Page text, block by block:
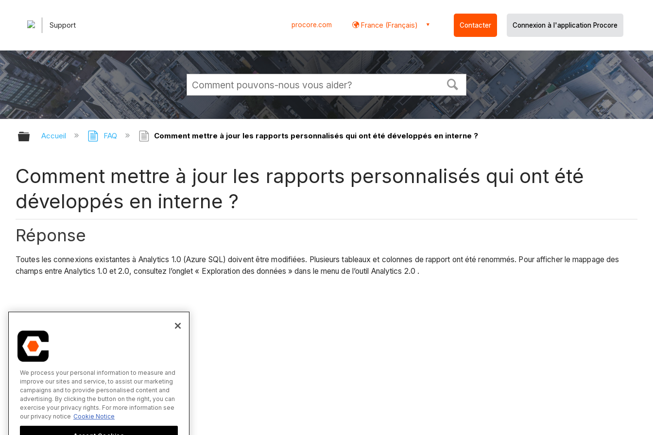
Support procore.com France (Français) Contacter Connexion à l'application Procore
Développer/réduire la hiérarchie globale
Accueil FAQ Comment mettre à jour les rapports personnalisés qui ont été développés en interne ?
Comment mettre à jour les rapports personnalisés qui ont été
développés en interne ?
Réponse
Toutes les connexions existantes à Analytics 1.0 (Azure SQL) doivent être modifiées. Plusieurs tableaux et colonnes de rapport ont été renommés. Pour afficher le mappage des
champs entre Analytics 1.0 et 2.0, consultez l’onglet « Exploration des données » dans le menu de l’outil Analytics 2.0 .
We process your personal information to measure and
improve our sites and service, to assist our marketing
campaigns and to provide personalised content and
advertising. By clicking the button on the right, you can
exercise your privacy rights. For more information see
our privacy notice Cookie Notice